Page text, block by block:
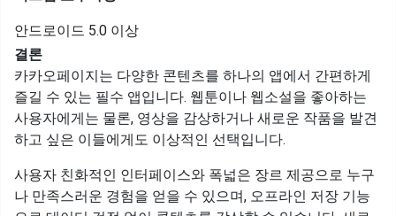
안드로이드 5.0 이상
결론
카카오페이지는 다양한 콘텐츠를 하나의 앱에서 간편하게
즐길 수 있는 필수 앱입니다. 웹툰이나 웹소설을 좋아하는
사용자에게는 물론, 영상을 감상하거나 새로운 작품을 발견
하고 싶은 이들에게도 이상적인 선택입니다.
사용자 친화적인 인터페이스와 폭넓은 장르 제공으로 누구
나 만족스러운 경험을 얻을 수 있으며, 오프라인 저장 기능